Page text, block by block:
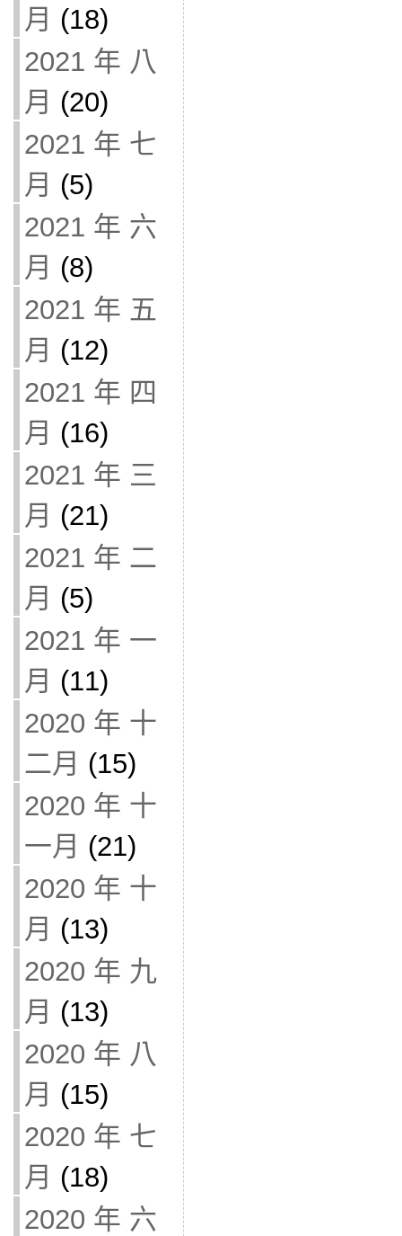
月 (18)
2021 年 八
月 (20)
2021 年 七
月 (5)
2021 年 六
月 (8)
2021 年 五
月 (12)
2021 年 四
月 (16)
2021 年 三
月 (21)
2021 年 二
月 (5)
2021 年 一
月 (11)
2020 年 十
二月 (15)
2020 年 十
一月 (21)
2020 年 十
月 (13)
2020 年 九
月 (13)
2020 年 八
月 (15)
2020 年 七
月 (18)
2020 年 六